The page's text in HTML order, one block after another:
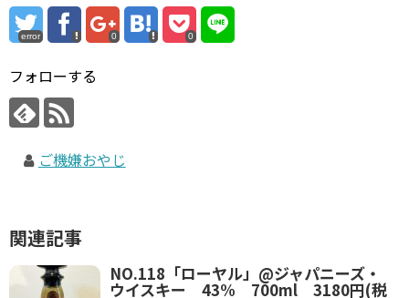
error 0 0
フォローする
ご機嫌おやじ
関連記事
NO.118「ローヤル」@ジャパニーズ・
ウイスキー 43% 700ml 3180円(税